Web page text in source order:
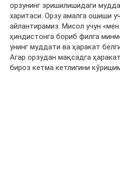
орзунинг эришилишидаги
харитаси. Орзу амалга ошиши
айлантирамиз. Мисол учун
ҳиндистонга бориб филга
унинг муддати ва ҳаракат
Агар орзудан мақсадга
бироз кетма кетлигини